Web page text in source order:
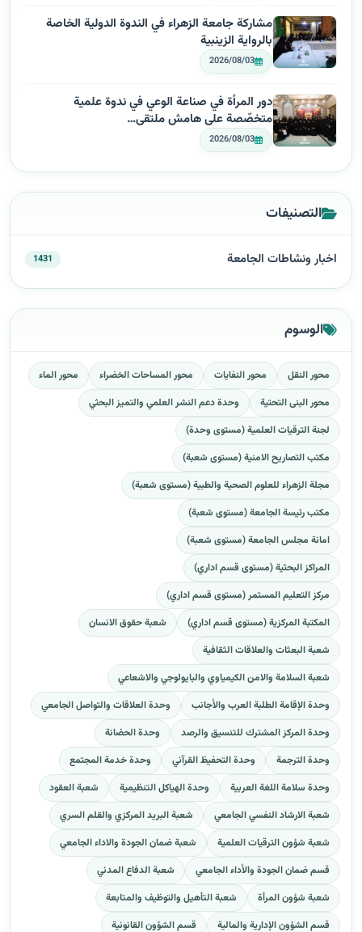
مشاركة جامعة الزهراء في الندوة الدولية الخاصة
بالرواية الزينبية
2026/08/03
دور المرأة في صناعة الوعي في ندوة علمية
متخصّصة على هامش ملتقى…
2026/08/03
التصنيفات
اخبار ونشاطات الجامعة 1431
الوسوم
محور النقل محور النفايات محور المساحات الخضراء
محور الماء
محور البنى التحتية
وحدة دعم النشر العلمي والتميز البحثي
لجنة الترقيات العلمية (مستوى وحدة)
مكتب التصاريح الامنية (مستوى شعبة)
مجلة الزهراء للعلوم الصحية والطبية (مستوى شعبة)
مكتب رئيسة الجامعة (مستوى شعبة)
امانة مجلس الجامعة (مستوى شعبة)
المراكز البحثية (مستوى قسم اداري)
مركز التعليم المستمر (مستوى قسم اداري)
المكتبة المركزية (مستوى قسم اداري)
شعبة حقوق الانسان
شعبة البعثات والعلاقات الثقافية
شعبة السلامة والامن الكيمياوي والبايولوجي والاشعاعي
وحدة الإقامة الطلبة العرب والأجانب
وحدة العلاقات والتواصل الجامعي
وحدة المركز المشترك للتنسيق والرصد
وحدة الحضانة
وحدة الترجمة
وحدة التحفيظ القرآني
وحدة خدمة المجتمع
وحدة سلامة اللغة العربية
وحدة الهياكل التنظيمية
شعبة العقود
شعبة الارشاد النفسي الجامعي
شعبة البريد المركزي والقلم السري
شعبة شؤون الترقيات العلمية
شعبة ضمان الجودة والاداء الجامعي
قسم ضمان الجودة والأداء الجامعي
شعبة الدفاع المدني
شعبة شؤون المرأة
شعبة التأهيل والتوظيف والمتابعة
قسم الشؤون الإدارية والمالية
قسم الشؤون القانونية